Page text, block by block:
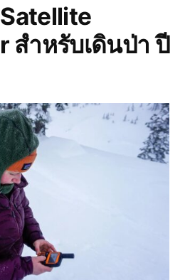
าท
Satellite
สำหรับเดินป่า ปี